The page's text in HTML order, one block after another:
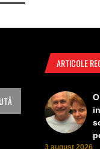
ARTICOLE